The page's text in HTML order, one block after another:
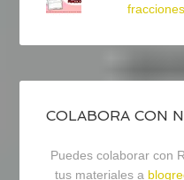
fracciones
COLABORA CON
Puedes colaborar con
tus materiales a